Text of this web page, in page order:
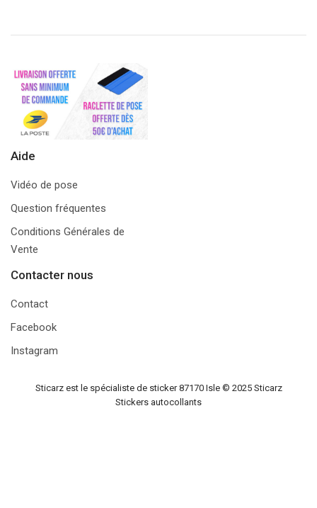
Aide
Vidéo de pose
Question fréquentes
Conditions Générales de
Vente
Contacter nous
Contact
Facebook
Instagram
Sticarz est le spécialiste de sticker 87170 Isle © 2025 Sticarz
Stickers autocollants